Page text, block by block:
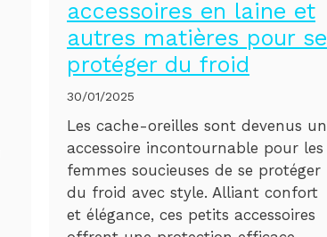
accessoires en laine et
autres matières pour se
protéger du froid
30/01/2025
Les cache-oreilles sont devenus un
accessoire incontournable pour les
femmes soucieuses de se protéger
du froid avec style. Alliant confort
et élégance, ces petits accessoires